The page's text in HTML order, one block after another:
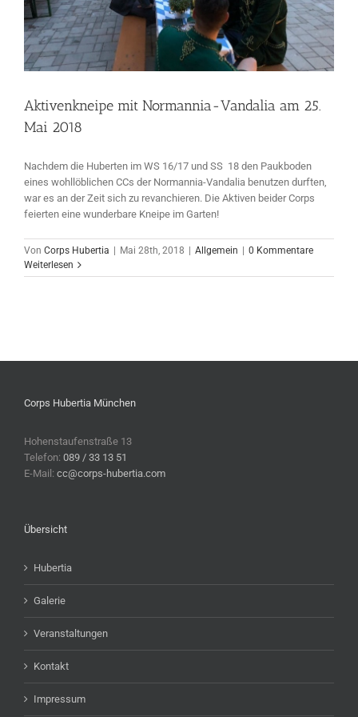
Aktivenkneipe mit Normannia-Vandalia am 25.
Mai 2018
Nachdem die Huberten im WS 16/17 und SS 18 den Paukboden
eines wohllöblichen CCs der Normannia-Vandalia benutzen durften,
war es an der Zeit sich zu revanchieren. Die Aktiven beider Corps
feierten eine wunderbare Kneipe im Garten!
Von Corps Hubertia Mai 28th, 2018 Allgemein
0 Kommentare
Weiterlesen
Corps Hubertia München
Hohenstaufenstraße 13
Telefon: 089 / 33 13 51
E-Mail: cc@corps-hubertia.com
Übersicht
Hubertia
Galerie
Veranstaltungen
Kontakt
Impressum